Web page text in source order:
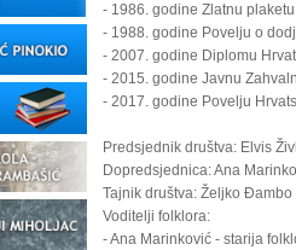
- 1986. godine Zlatnu
- 1988. godine Povelju o
- 2007. godine Diplomu
- 2015. godine Javnu
- 2017. godine Povelju
Predsjednik društva: Elvis
Dopredsjednica: Ana
Tajnik društva: Željko Đambo
Voditelji folklora:
- Ana Marinković - starija